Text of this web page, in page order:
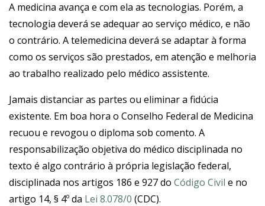
A medicina avança e com ela as tecnologias. Porém, a
tecnologia deverá se adequar ao serviço médico, e não
o contrário. A telemedicina deverá se adaptar à forma
como os serviços são prestados, em atenção e melhoria
ao trabalho realizado pelo médico assistente.
Jamais distanciar as partes ou eliminar a fidúcia
existente. Em boa hora o Conselho Federal de Medicina
recuou e revogou o diploma sob comento. A
responsabilização objetiva do médico disciplinada no
texto é algo contrário à própria legislação federal,
disciplinada nos artigos 186 e 927 do Código Civil e no
artigo 14, § 4º da Lei 8.078/0 (CDC).